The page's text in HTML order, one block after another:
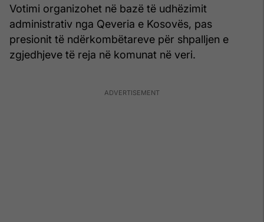
Votimi organizohet në bazë të udhëzimit
administrativ nga Qeveria e Kosovës, pas
presionit të ndërkombëtareve për shpalljen e
zgjedhjeve të reja në komunat në veri.